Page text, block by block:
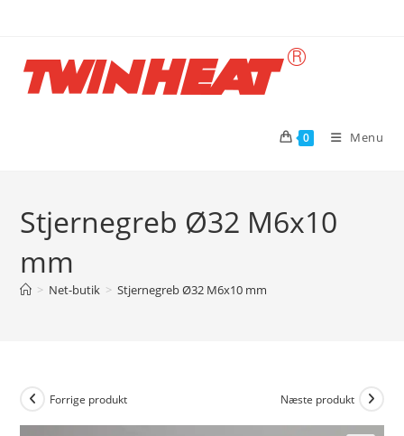
content
0 Menu
Stjernegreb Ø32 M6x10
mm
> Net-butik > Stjernegreb Ø32 M6x10 mm
Forrige produkt Næste produkt